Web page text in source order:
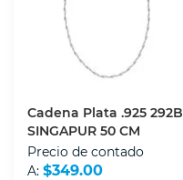
Cadena Plata .925 292B
SINGAPUR 50 CM
Precio de contado
A: $349.00